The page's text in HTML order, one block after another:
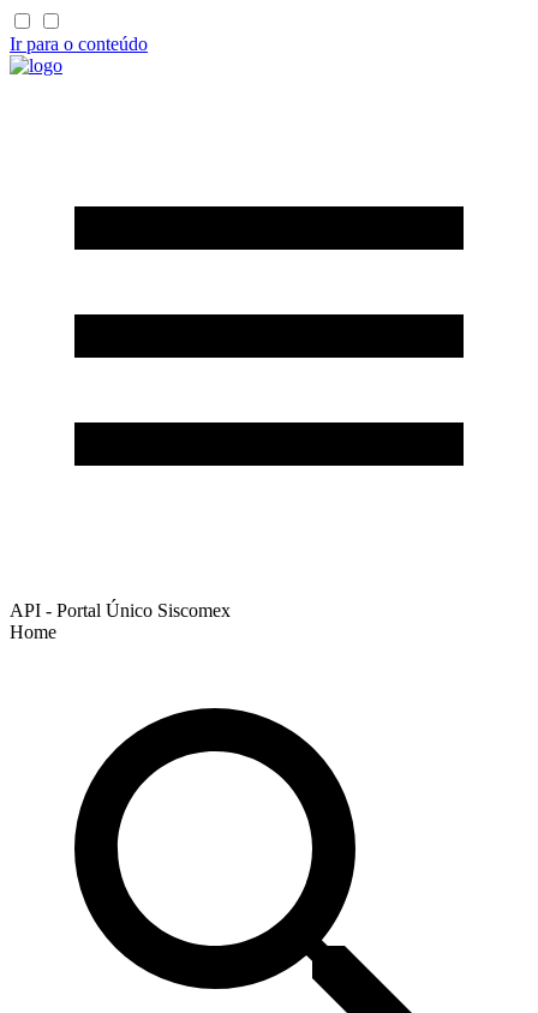
Ir para o conteúdo
API - Portal Único Siscomex
Home